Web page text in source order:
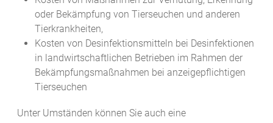
oder Bekämpfung von Tierseuchen und anderen
Tierkrankheiten,
Kosten von Desinfektionsmitteln bei Desinfektionen
in landwirtschaftlichen Betrieben im Rahmen der
Bekämpfungsmaßnahmen bei anzeigepflichtigen
Tierseuchen
Unter Umständen können Sie auch eine